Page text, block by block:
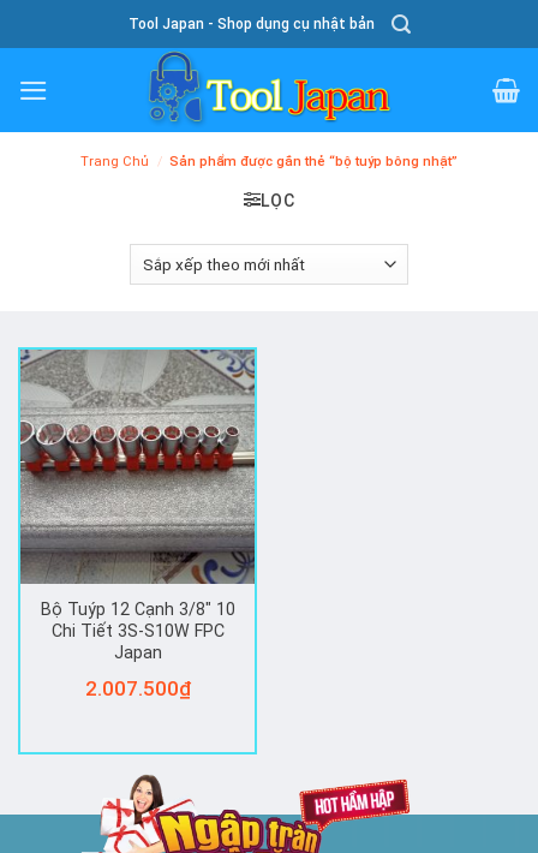
To
Content
Tool Japan - Shop dụng cụ nhật bản
Trang Chủ / Sản phẩm được gắn thẻ “bộ tuýp bông nhật”
LỌC
Bộ Tuýp 12 Cạnh 3/8″ 10
Chi Tiết 3S-S10W FPC
Japan
2.007.500₫